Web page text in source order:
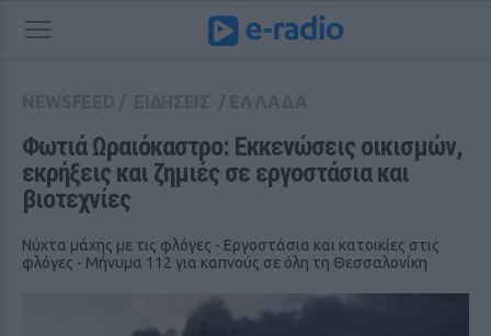
Φωτιά Ωραιόκαστρο: Εκκενώσεις οικισμών,
εκρήξεις και ζημιές σε εργοστάσια και
βιοτεχνίες
Νύχτα μάχης με τις φλόγες - Εργοστάσια και κατοικίες στις
φλόγες - Μήνυμα 112 για καπνούς σε όλη τη Θεσσαλονίκη